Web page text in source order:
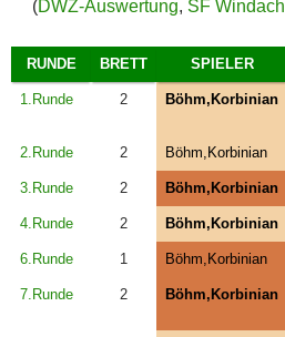
(DWZ-Auswertung, SF Windach
RUNDE BRETT SPIELER
1.Runde 2 Böhm,Korbinian
2.Runde 2 Böhm,Korbinian
3.Runde 2 Böhm,Korbinian
4.Runde 2 Böhm,Korbinian
6.Runde 1 Böhm,Korbinian
7.Runde 2 Böhm,Korbinian